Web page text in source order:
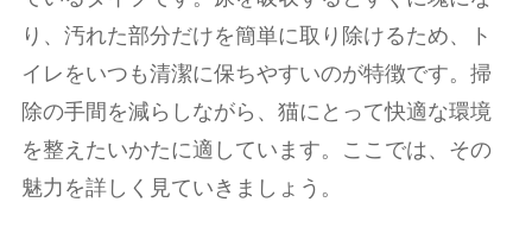
り、汚れた部分だけを簡単に取り除けるため、ト
イレをいつも清潔に保ちやすいのが特徴です。掃
除の手間を減らしながら、猫にとって快適な環境
を整えたいかたに適しています。ここでは、その
魅力を詳しく見ていきましょう。